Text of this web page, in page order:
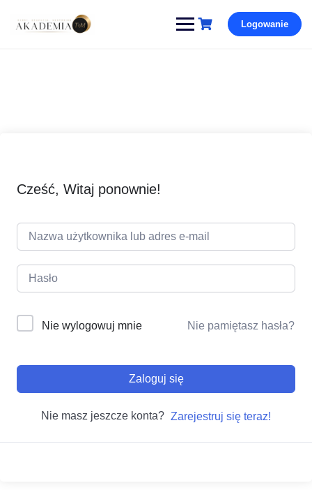
Logowanie
Cześć, Witaj ponownie!
Nie wylogowuj mnie Nie pamiętasz hasła?
Zaloguj się
Nie masz jeszcze konta? Zarejestruj się teraz!